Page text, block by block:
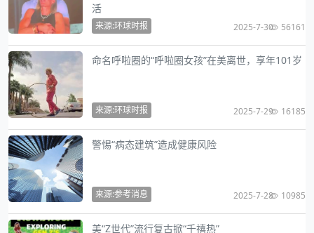
活
来源:环球时报 2025-7-30 56161
命名呼啦圈的“呼啦圈女孩”在美离世，享年101岁
来源:环球时报 2025-7-29 16185
警惕“病态建筑”造成健康风险
来源:参考消息 2025-7-28 10985
美“Z世代”流行复古掀“千禧热”